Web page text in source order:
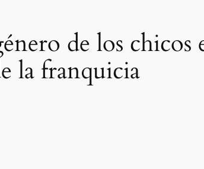
de los
la franquicia